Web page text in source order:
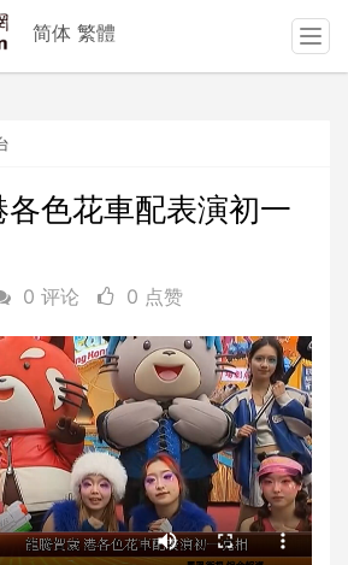
色花車配表演初一
0 评论 0 点赞
简体 繁體
T
o
a
t
i
o
n